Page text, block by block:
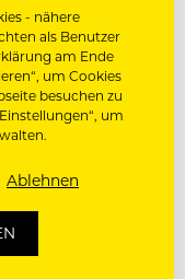
- nähere
als Benutzer
am Ende
um Cookies
besuchen zu
um
Ablehnen